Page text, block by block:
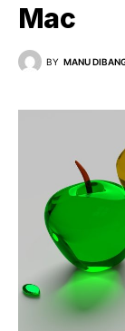
Mac
BY MANU